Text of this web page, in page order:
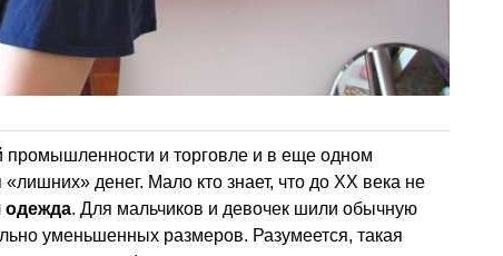
промышленности и торговле и в еще одном
денег. Мало кто знает, что до XX века не
одежда. Для мальчиков и девочек шили обычную
уменьшенных размеров. Разумеется, такая